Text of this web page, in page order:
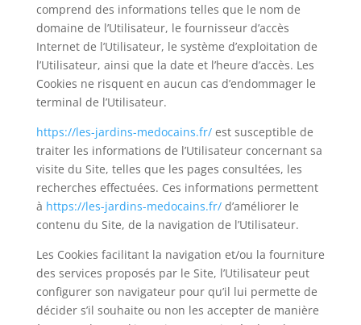
comprend des informations telles que le nom de
domaine de l’Utilisateur, le fournisseur d’accès
Internet de l’Utilisateur, le système d’exploitation de
l’Utilisateur, ainsi que la date et l’heure d’accès. Les
Cookies ne risquent en aucun cas d’endommager le
terminal de l’Utilisateur.
https://les-jardins-medocains.fr/est susceptible de
traiter les informations de l’Utilisateur concernant sa
visite du Site, telles que les pages consultées, les
recherches effectuées. Ces informations permettent
à https://les-jardins-medocains.fr/d’améliorer le
contenu du Site, de la navigation de l’Utilisateur.
Les Cookies facilitant la navigation et/ou la fourniture
des services proposés par le Site, l’Utilisateur peut
configurer son navigateur pour qu’il lui permette de
décider s’il souhaite ou non les accepter de manière